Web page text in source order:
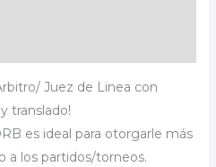
Juez de Linea con
translado!
es ideal para otorgarle más
a los partidos/torneos.